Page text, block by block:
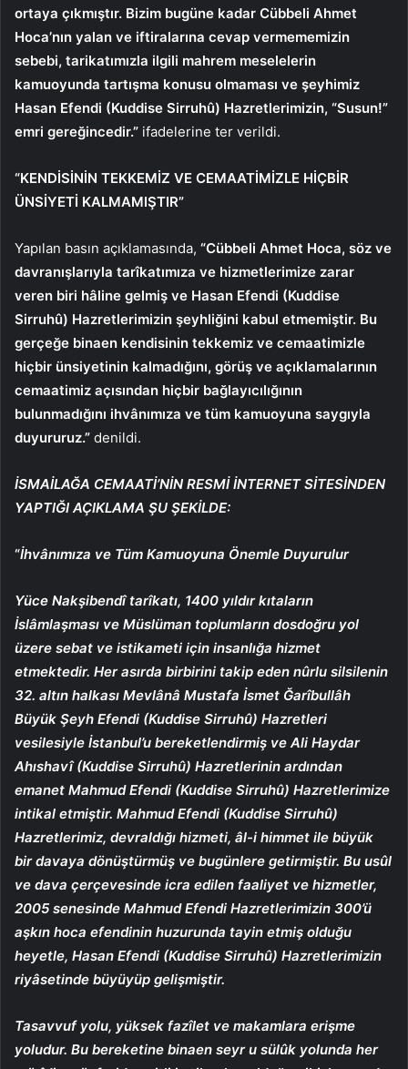
ortaya çıkmıştır. Bizim bugüne kadar Cübbeli Ahmet
Hoca’nın yalan ve iftiralarına cevap vermememizin
sebebi, tarikatımızla ilgili mahrem meselelerin
kamuoyunda tartışma konusu olmaması ve şeyhimiz
Hasan Efendi (Kuddise Sirruhû) Hazretlerimizin, “Susun!”
emri gereğincedir.” ifadelerine ter verildi.
“KENDİSİNİN TEKKEMİZ VE CEMAATİMİZLE HİÇBİR
ÜNSİYETİ KALMAMIŞTIR”
Yapılan basın açıklamasında, “Cübbeli Ahmet Hoca, söz ve
davranışlarıyla tarîkatımıza ve hizmetlerimize zarar
veren biri hâline gelmiş ve Hasan Efendi (Kuddise
Sirruhû) Hazretlerimizin şeyhliğini kabul etmemiştir. Bu
gerçeğe binaen kendisinin tekkemiz ve cemaatimizle
hiçbir ünsiyetinin kalmadığını, görüş ve açıklamalarının
cemaatimiz açısından hiçbir bağlayıcılığının
bulunmadığını ihvânımıza ve tüm kamuoyuna saygıyla
duyururuz.” denildi.
İSMAİLAĞA CEMAATİ’NİN RESMİ İNTERNET SİTESİNDEN
YAPTIĞI AÇIKLAMA ŞU ŞEKİLDE:
“İhvânımıza ve Tüm Kamuoyuna Önemle Duyurulur
Yüce Nakşibendî tarîkatı, 1400 yıldır kıtaların
İslâmlaşması ve Müslüman toplumların dosdoğru yol
üzere sebat ve istikameti için insanlığa hizmet
etmektedir. Her asırda birbirini takip eden nûrlu silsilenin
32. altın halkası Mevlânâ Mustafa İsmet Ğarîbullâh
Büyük Şeyh Efendi (Kuddise Sirruhû) Hazretleri
vesilesiyle İstanbul’u bereketlendirmiş ve Ali Haydar
Ahıshavî (Kuddise Sirruhû) Hazretlerinin ardından
emanet Mahmud Efendi (Kuddise Sirruhû) Hazretlerimize
intikal etmiştir. Mahmud Efendi (Kuddise Sirruhû)
Hazretlerimiz, devraldığı hizmeti, âl-i himmet ile büyük
bir davaya dönüştürmüş ve bugünlere getirmiştir. Bu usûl
ve dava çerçevesinde icra edilen faaliyet ve hizmetler,
2005 senesinde Mahmud Efendi Hazretlerimizin 300’ü
aşkın hoca efendinin huzurunda tayin etmiş olduğu
heyetle, Hasan Efendi (Kuddise Sirruhû) Hazretlerimizin
riyâsetinde büyüyüp gelişmiştir.
Tasavvuf yolu, yüksek fazîlet ve makamlara erişme
yoludur. Bu bereketine binaen seyr u sülûk yolunda her